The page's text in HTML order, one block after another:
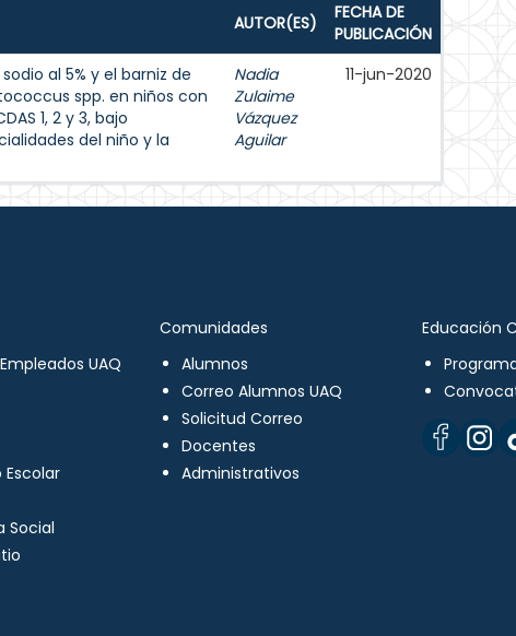
AUTOR(ES)
FECHA DE
PUBLICACIÓN
al 5% y el barniz de
spp. en niños con
1, 2 y 3, bajo
del niño y la
Nadia
Zulaime
Vázquez
Aguilar
11-jun-2020
UAQ
Social
Comunidades
Alumnos
Correo Alumnos UAQ
Solicitud Correo
Docentes
Administrativos
Educación